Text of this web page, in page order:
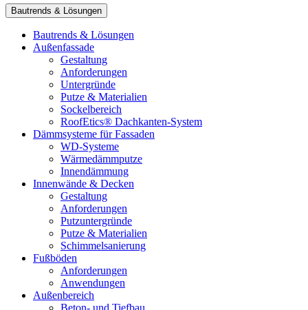
Bautrends & Lösungen
Bautrends & Lösungen
Außenfassade
Gestaltung
Anforderungen
Untergründe
Putze & Materialien
Sockelbereich
RoofEtics® Dachkanten-System
Dämmsysteme für Fassaden
WD-Systeme
Wärmedämmputze
Innendämmung
Innenwände & Decken
Gestaltung
Anforderungen
Putzuntergründe
Putze & Materialien
Schimmelsanierung
Fußböden
Anforderungen
Anwendungen
Außenbereich
Beton- und Tiefbau